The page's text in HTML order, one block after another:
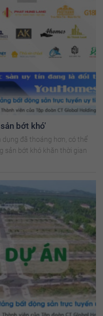
bớt khó'
đã thoáng hơn, có thể
sản bớt khó khăn thời gian